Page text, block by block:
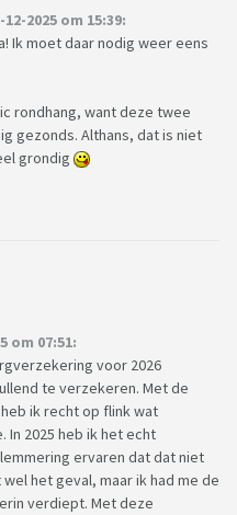
2025 om 15:39:
Ik moet daar nodig weer eens
rondhang, want deze twee
gezonds. Althans, dat is niet
grondig
om 07:51:
voor 2026
te verzekeren. Met de
ik recht op flink wat
2025 heb ik het echt
ervaren dat dat niet
het geval, maar ik had me de
verdiept. Met deze